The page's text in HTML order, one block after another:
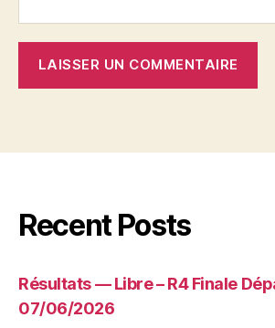
Recent Posts
Résultats — Libre – R4 Finale
07/06/2026